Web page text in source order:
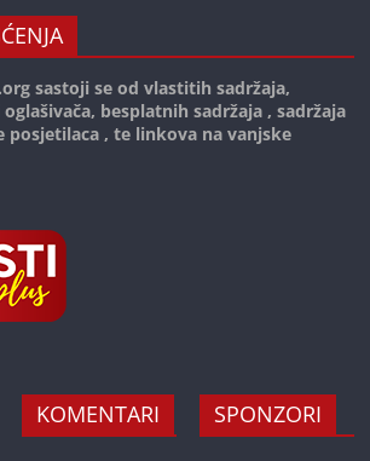
sastoji se od vlastitih sadržaja,
besplatnih sadržaja , sadržaja
posjetilaca , te linkova na vanjske
KOMENTARI SPONZORI